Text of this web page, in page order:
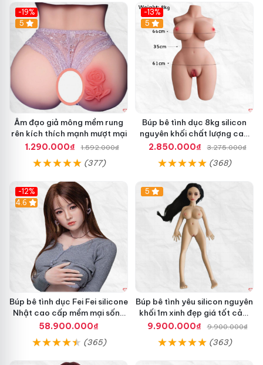
-19%
Hot
5
Âm đạo giả mông mềm rung
rên kích thích mạnh mượt mại
1.290.000₫
1.592.000₫
(377)
-13%
5
Búp bê tình dục 8kg silicon
nguyên khối chất lượng cao
giá tốt
2.850.000₫ 3.275.000₫
(368)
-12%
Hot
4.6
Búp bê tình dục Fei Fei silicone
Nhật cao cấp mềm mại sống
động
58.900.000₫
(365)
5
Búp bê tình yêu silicon nguyên
khối 1m xinh đẹp giá tốt cảm
giác thật
9.900.000₫ 9.900.000₫
(363)